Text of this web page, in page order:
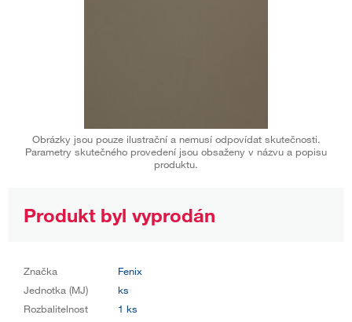
Obrázky jsou pouze ilustrační a nemusí odpovídat skutečnosti.
Parametry skutečného provedení jsou obsaženy v názvu a popisu
produktu.
Produkt byl vyprodán
Značka
Fenix
Jednotka (MJ)
ks
Rozbalitelnost
1 ks